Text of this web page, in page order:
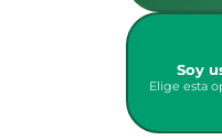
Soy
Elige esta